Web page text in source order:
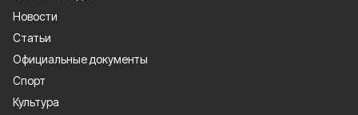
Новости
Статьи
Официальные документы
Спорт
Культура